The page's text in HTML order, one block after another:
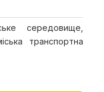
середовище,
транспортна